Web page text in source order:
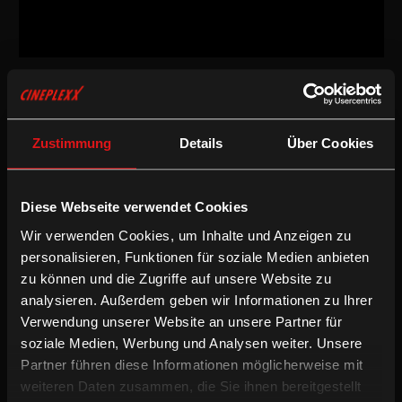
Zustimmung Details Über Cookies
Diese Webseite verwendet Cookies
Wir verwenden Cookies, um Inhalte und Anzeigen zu
personalisieren, Funktionen für soziale Medien anbieten
zu können und die Zugriffe auf unsere Website zu
analysieren. Außerdem geben wir Informationen zu Ihrer
Verwendung unserer Website an unsere Partner für
soziale Medien, Werbung und Analysen weiter. Unsere
Partner führen diese Informationen möglicherweise mit
weiteren Daten zusammen, die Sie ihnen bereitgestellt
2020
Freigegeben ab 16 Jahren
AT
Stefan Müller
Drehbuch:Stefan Müller
Schnitt:Stefan Müller
Besetzung:
Paul Hassler, Caroline Mercedes Hochfelner, August
Schmölzer, Sophia Grabner, Siruan Darbandi, Corinna Pumm, Eva
Maria Marold u.a.
Sprache & Untertitel :Deutsche OV
Action/Thriller
Frank arbeitet als Auftragskiller für ein großes Verbrechersyndikat
in der Steiermark. Als er eines Tages den Auftrag erhält, ein